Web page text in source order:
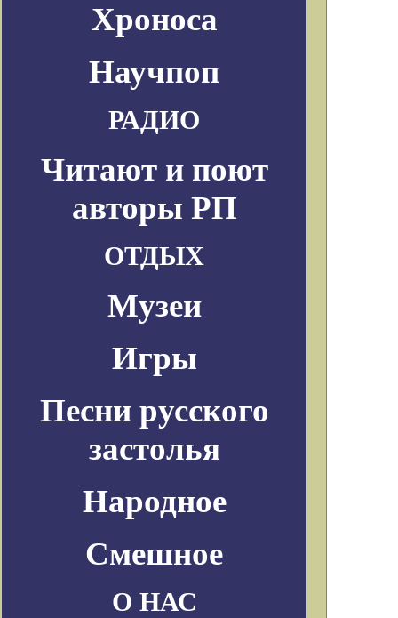
Хроноса
Научпоп
РАДИО
Читают и поют
авторы РП
ОТДЫХ
Музеи
Игры
Песни русского
застолья
Народное
Смешное
О НАС